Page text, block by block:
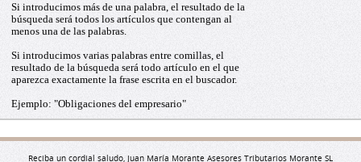
Si introducimos más de una palabra, el resultado de la
búsqueda será todos los artículos que contengan al
menos una de las palabras.
Si introducimos varias palabras entre comillas, el
resultado de la búsqueda será todo artículo en el que
aparezca exactamente la frase escrita en el buscador.
Ejemplo: "Obligaciones del empresario"
Reciba un cordial saludo, Juan María Morante Asesores Tributarios Morante SL